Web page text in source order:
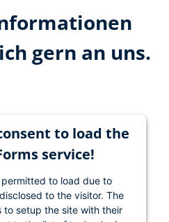
gern an uns.
to load the
service!
to load due to
to the visitor. The
to setup the site with their